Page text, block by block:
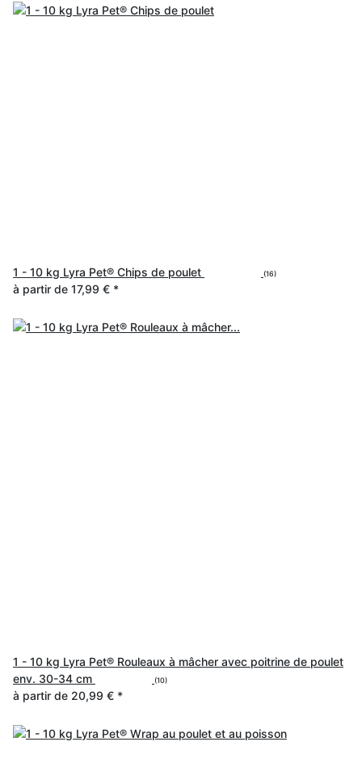
1 - 10 kg Lyra Pet® Chips de poulet (16)
à partir de 17,99 € *
1 - 10 kg Lyra Pet® Rouleaux à mâcher avec poitrine de poulet
env. 30-34 cm
(10)
à partir de 20,99 € *